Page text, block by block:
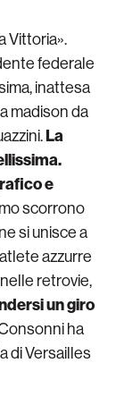
Vittoria».
federale
inattesa
madison da
La
e
scorrono
si unisce a
azzurre
retrovie,
un giro
ha
di Versailles